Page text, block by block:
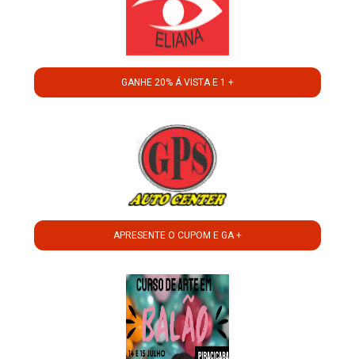
GANHE 20% Á VISTA E 1 +
APRESENTE O CUPOM E GA +